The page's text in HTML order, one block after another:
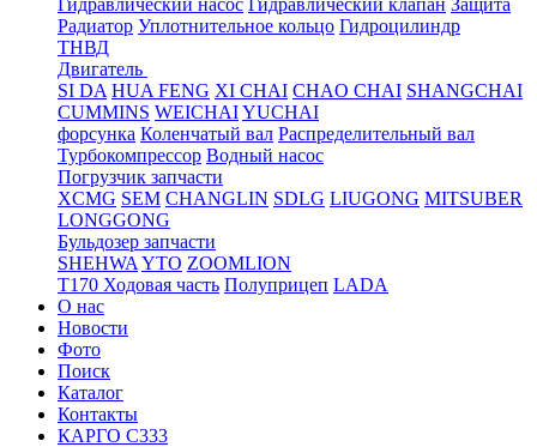
Гидравлический насос Гидравлический клапан Защита
Радиатор Уплотнительное кольцо Гидроцилиндр
ТНВД
Двигатель
SI DA HUA FENG XI CHAI CHAO CHAI SHANGCHAI
CUMMINS WEICHAIYUCHAI
форсунка Коленчатый вал Распределительный вал
Турбокомпрессор Водный насос
Погрузчик запчасти
XCMG SEM CHANGLIN SDLG LIUGONG MITSUBER
LONGGONG
Бульдозер запчасти
SHEHWA YTO ZOOMLION
T170 Ходовая часть Полуприцеп LADA
О нас
Новости
Фото
Поиск
Каталог
Контакты
КАРГО С333